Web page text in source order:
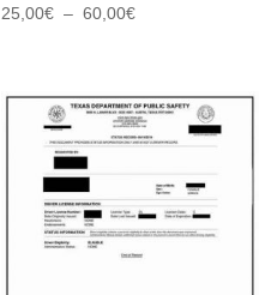
25,00€ – 60,00€Plage
25,00€
à